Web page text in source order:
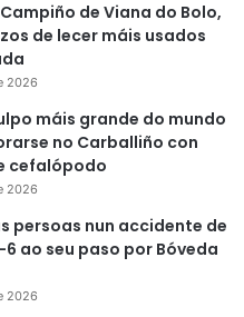
de Viana do Bolo,
de lecer máis usados
2026
máis grande do mundo
no Carballiño con
cefalópodo
2026
persoas nun accidente de
ao seu paso por Bóveda
2026